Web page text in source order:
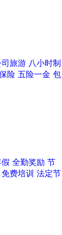
旅游 八小时制
险 五险一金 包
全勤奖励 节
免费培训 法定节